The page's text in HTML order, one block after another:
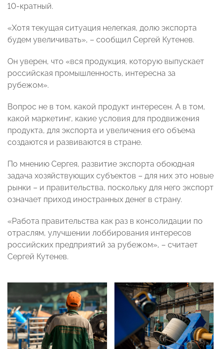
10-кратный.
«Хотя текущая ситуация нелегкая, долю экспорта
будем увеличивать», – сообщил Сергей Кутенев.
Он уверен, что «вся продукция, которую выпускает
российская промышленность, интересна за
рубежом».
Вопрос не в том, какой продукт интересен. А в том,
какой маркетинг, какие условия для продвижения
продукта, для экспорта и увеличения его объема
создаются и развиваются в стране.
По мнению Сергея, развитие экспорта обоюдная
задача хозяйствующих субъектов – для них это новые
рынки – и правительства, поскольку для него экспорт
означает приход иностранных денег в страну.
«Работа правительства как раз в консолидации по
отраслям, улучшении лоббирования интересов
российских предприятий за рубежом», – считает
Сергей Кутенев.